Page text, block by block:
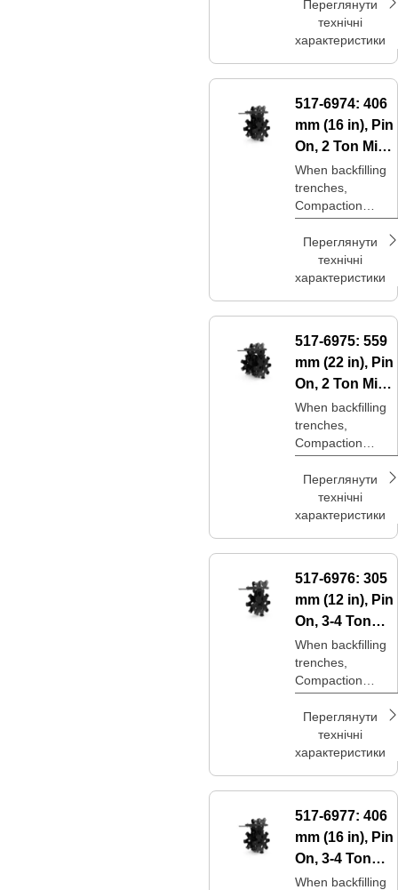
option to achieve
desired
compaction levels
Переглянути
технічні
характеристики
517-6974: 406
mm (16 in), Pin
On, 2 Ton Mini
Excavators
When backfilling
trenches,
Compaction
Wheels are an
option to achieve
desired
compaction levels
Переглянути
технічні
характеристики
517-6975: 559
mm (22 in), Pin
On, 2 Ton Mini
Excavators
When backfilling
trenches,
Compaction
Wheels are an
option to achieve
desired
compaction levels
Переглянути
технічні
характеристики
517-6976: 305
mm (12 in), Pin
On, 3-4 Ton
Mini
Excavators
When backfilling
trenches,
Compaction
Wheels are an
option to achieve
desired
compaction levels
Переглянути
технічні
характеристики
517-6977: 406
mm (16 in), Pin
On, 3-4 Ton
Mini
When backfilling